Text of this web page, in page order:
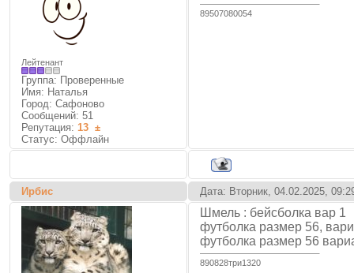
Лейтенант
Группа: Проверенные
Имя: Наталья
Город: Сафоново
Сообщений: 51
Репутация: 13 ±
Статус: Оффлайн
89507080054
Ирбис Дата: Вторник, 04.02.2025,
Шмель : бейсболка вар 1
футболка размер 56,
футболка размер 56
890828три1320